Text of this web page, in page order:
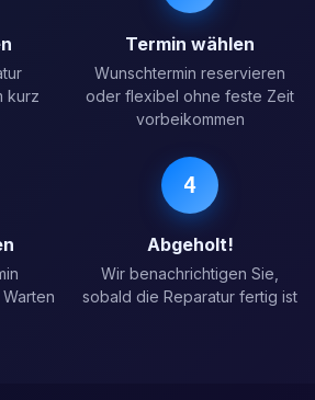
kurz
Termin wählen
Wunschtermin reservieren
oder flexibel ohne feste Zeit
vorbeikommen
4
Abgeholt!
Wir benachrichtigen Sie,
sobald die Reparatur fertig ist